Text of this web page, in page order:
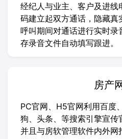
经纪人与业主、客户及进
码建立起双方通话，隐藏真
呼叫期间对通话进行实时录
存录音文件自动填写跟进。
房产
PC官网、H5官网利用百度
狗、头条、等搜索引擎宣传
并且与房软管理软件内外网